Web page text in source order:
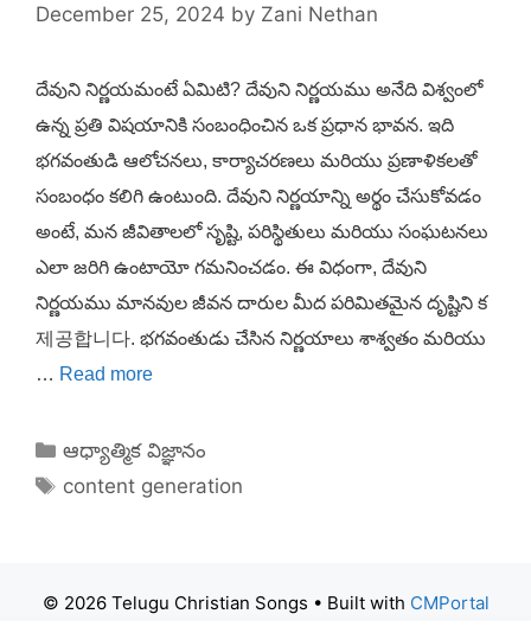
December 25, 2024 by Zani Nethan
దేవుని నిర్ణయమంటే ఏమిటి? దేవుని నిర్ణయము అనేది విశ్వంలో
ఉన్న ప్రతి విషయానికి సంబంధించిన ఒక ప్రధాన భావన. ఇది
భగవంతుడి ఆలోచనలు, కార్యాచరణలు మరియు ప్రణాళికలతో
సంబంధం కలిగి ఉంటుంది. దేవుని నిర్ణయాన్ని అర్థం చేసుకోవడం
అంటే, మన జీవితాలలో సృష్టి, పరిస్థితులు మరియు సంఘటనలు
ఎలా జరిగి ఉంటాయో గమనించడం. ఈ విధంగా, దేవుని
నిర్ణయము మానవుల జీవన దారుల మీద పరిమితమైన దృష్టిని క
제공합니다. భగవంతుడు చేసిన నిర్ణయాలు శాశ్వతం మరియు
… Read more
Categories
ఆధ్యాత్మిక విజ్ఞానం
Tags
content generation
© 2026 Telugu Christian Songs • Built with CMPortal